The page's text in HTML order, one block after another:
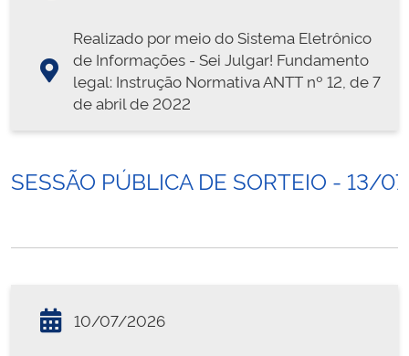
Realizado por meio do Sistema Eletrônico
de Informações - Sei Julgar! Fundamento
legal: Instrução Normativa ANTT nº 12, de 7
de abril de 2022
SESSÃO PÚBLICA DE SORTEIO - 13/
10/07/2026